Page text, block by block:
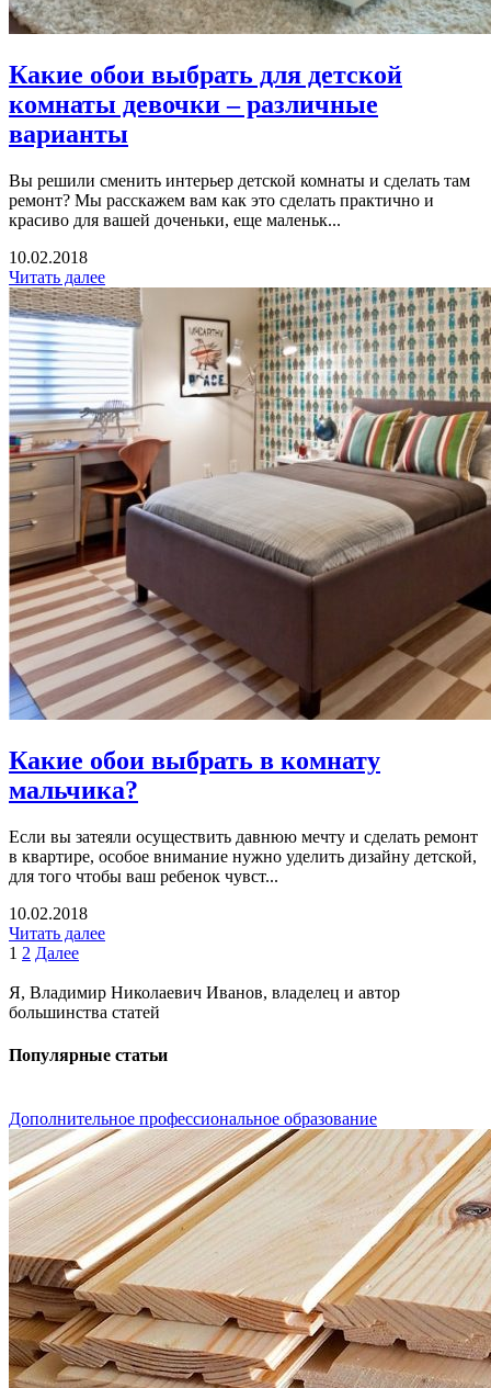
Какие обои выбрать для детской
комнаты девочки – различные
варианты
Вы решили сменить интерьер детской комнаты и сделать там
ремонт? Мы расскажем вам как это сделать практично и
красиво для вашей доченьки, еще маленьк...
10.02.2018
Читать далее
Какие обои выбрать в комнату
мальчика?
Если вы затеяли осуществить давнюю мечту и сделать ремонт
в квартире, особое внимание нужно уделить дизайну детской,
для того чтобы ваш ребенок чувст...
10.02.2018
Читать далее
1 2 Далее
Я, Владимир Николаевич Иванов, владелец и автор
большинства статей
Популярные статьи
Дополнительное профессиональное образование